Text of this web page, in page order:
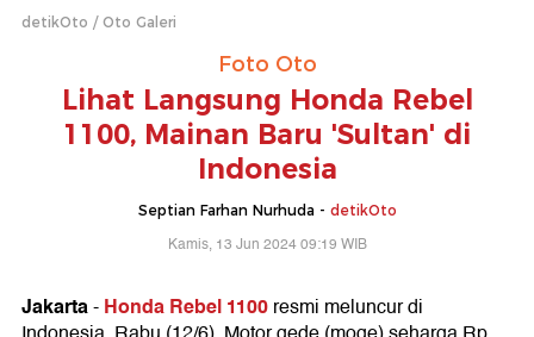
detikOto Oto Galeri
Foto Oto
Lihat Langsung Honda Rebel
1100, Mainan Baru 'Sultan' di
Indonesia
Septian Farhan Nurhuda - detikOto
Kamis, 13 Jun 2024 09:19 WIB
Jakarta-Honda Rebel 1100resmi meluncur di